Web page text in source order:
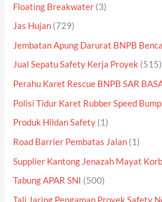
Floating Breakwater (3)
Jas Hujan (729)
Jembatan Apung Darurat BNPB
Jual Sepatu Safety Kerja Proyek (515)
Perahu Karet Rescue BNPB SAR
Polisi Tidur Karet Rubber Speed Bump
Produk Hildan Safety (1)
Road Barrier Pembatas Jalan (1)
Supplier Kantong Jenazah Mayat
Tabung APAR SNI (500)
Tali Jaring Pengaman Proyek Safety